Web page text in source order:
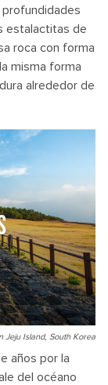
estalactitas de
roca con forma
misma forma
alrededor de
Jeju Island, South Korea
años por la
del océano